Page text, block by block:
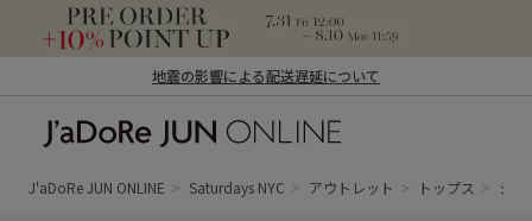
地震の影響による配送遅延について
ン オンライン）
J'aDoRe JUN ONLINE Saturdays NYC アウトレット トップス シ